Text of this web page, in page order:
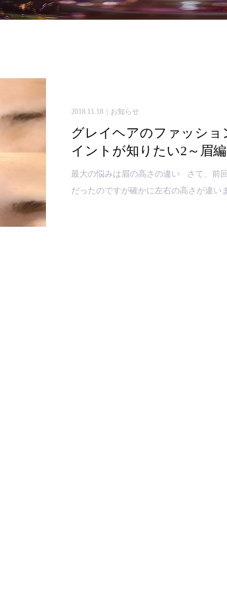
2018.11.18 お知らせ
グレイヘアのファッシ
イントが知りたい2～眉編
最大の悩みは眉の高さの違い さて、前
だったのですが確かに左右の高さが違い